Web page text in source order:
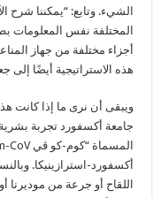
الشيء. وتابع: “يمكننا شرح
المختلفة نفس المعلومات
أجزاء مختلفة من جهاز
هذه الاستراتيجية أيضًا إلى
ويبقى أن نرى ما إذا كانت
جامعة أكسفورد تجربة
أكسفورد-استرازينيكا.
اللقاح أو جرعة من موديرنا